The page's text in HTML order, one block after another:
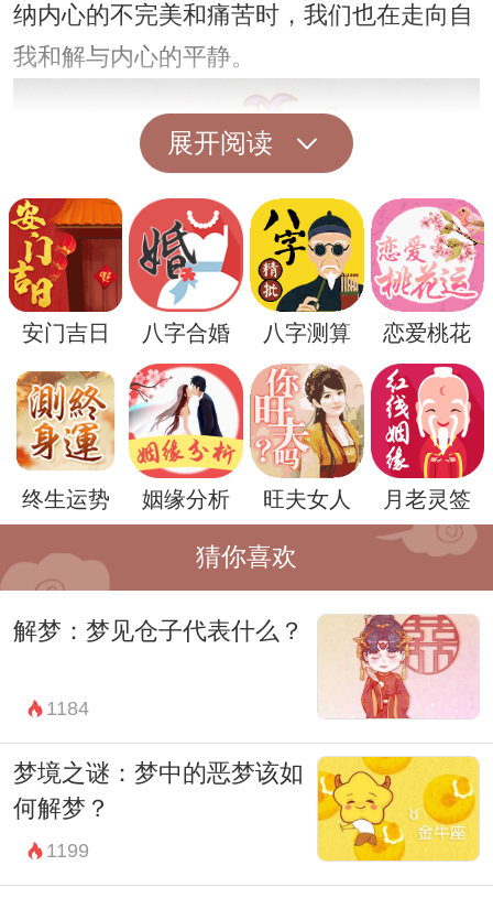
纳内心的不完美和痛苦时，我们也在走向自
我和解与内心的平静。
第三步，与鬼怪对话并寻求解答。在梦境
中，我们可以尝试与鬼怪进行对话，询问它
们的来意和信息。这种对话不是简单的对
抗，而是一种内在对话的过程，通过它我们
能更深入地理解自己内心的声音和需求。
第四步，通过艺术和表达释放情感。有时，
梦中的鬼怪可能反映出我们对于艺术和创造
力的渴望。通过绘画、写作、音乐或其他艺
术形式的表达，我们可以将内心深处的情感
和体验显化出来，从而获得一种解脱和自我
认同的感受。
第五步，培养健康的睡眠习惯和心理调节技
展开阅读
安门吉日 八字合婚 八字测算 恋爱桃花
终生运势 姻缘分析 旺夫女人 月老灵签
猜你喜欢
解梦：梦见仓子代表什么？
1184
梦境之谜：梦中的恶梦该如
何解梦？
1199